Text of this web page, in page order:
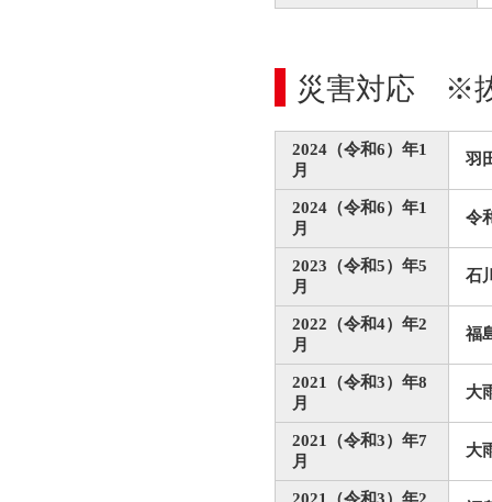
災害対応 ※
2024（令和6）年1
月
羽
2024（令和6）年1
月
令
2023（令和5）年5
月
石
2022（令和4）年2
月
福
2021（令和3）年8
月
大
2021（令和3）年7
月
大
2021（令和3）年2